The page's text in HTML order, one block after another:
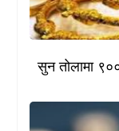
सुन तोलामा